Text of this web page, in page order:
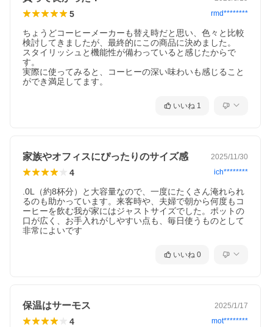
5 rmd********
ちょうどコーヒーメーカーも替え時だと思い、色々と比較
検討してきましたが、最終的にこの商品に決めました。
スタイリッシュと機能性が備わっていると感じたからで
す。
実際に使ってみると、コーヒーの深い味わいも感じること
ができ満足してます。
いいね 1
家族やオフィスにぴったりのサイズ感 2025/11/30
4 ich********
.0L（約8杯分）と大容量なので、一度にたくさん淹れられ
るのも助かっています。来客時や、夫婦で朝から何度もコ
ーヒーを飲む我が家にはジャストサイズでした。ポットの
口が広く、お手入れがしやすい点も、毎日使うものとして
非常によいです
いいね 0
保温はサーモス 2025/1/17
4 mot********